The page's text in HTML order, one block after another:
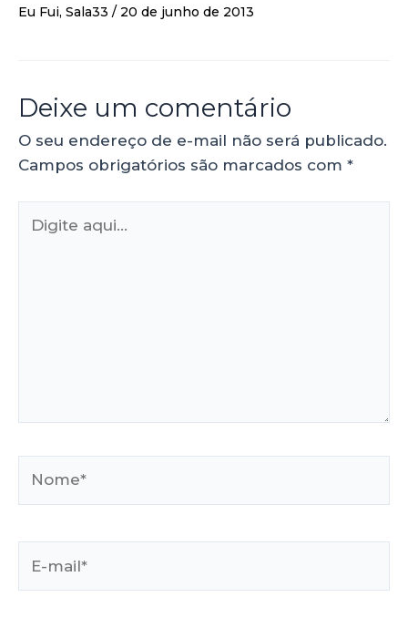
Eu Fui, Sala33 / 20 de junho de 2013
Deixe um comentário
O seu endereço de e-mail não será publicado.
Campos obrigatórios são marcados com *